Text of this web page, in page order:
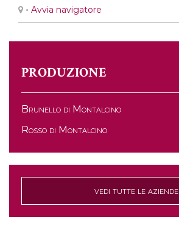
PRODUZIONE
Brunello di Montalcino
Rosso di Montalcino
vedi tutte le aziende
• Avvia navigatore